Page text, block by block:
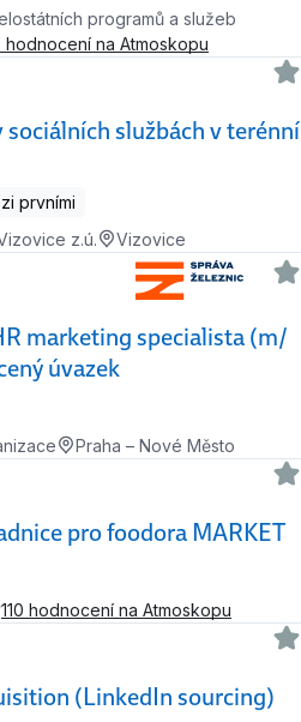
programů a služeb
hodnocení na Atmoskopu
službách v terénní
prvními
z.ú.
Vizovice
marketing specialista (m/
úvazek
Praha – Nové Město
pro foodora MARKET
110 hodnocení na Atmoskopu
(LinkedIn sourcing)